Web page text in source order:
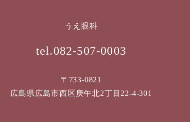
うえ眼科
tel.082-507-0003
〒733-0821
広島県広島市西区庚午北2丁目22-4-301